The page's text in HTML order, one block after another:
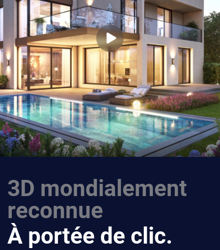
3D mondialement
reconnue
À portée de clic.